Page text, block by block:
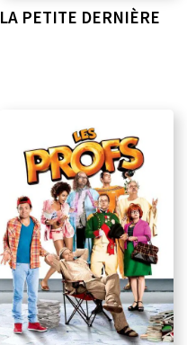
LA PETITE DERNIÈRE